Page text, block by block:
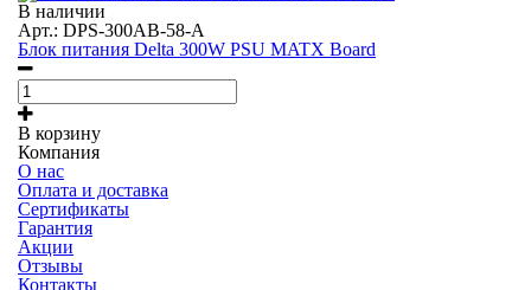
В наличии
Арт.: DPS-300AB-58-A
Блок питания Delta 300W PSU MATX Board
В корзину
Компания
О нас
Оплата и доставка
Сертификаты
Гарантия
Акции
Отзывы
Контакты